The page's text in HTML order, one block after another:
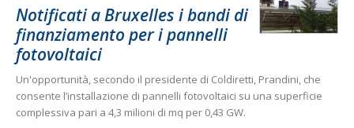
Notificati a Bruxelles i bandi di
finanziamento per i pannelli
fotovoltaici
Un'opportunità, secondo il presidente di Coldiretti, Prandini, che
consente l’installazione di pannelli fotovoltaici su una superficie
complessiva pari a 4,3 milioni di mq per 0,43 GW.